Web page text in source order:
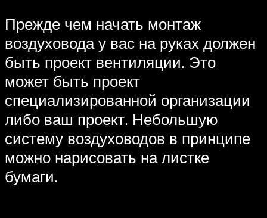
Прежде чем начать монтаж
воздуховода у вас на руках должен
быть проект вентиляции. Это
может быть проект
специализированной организации
либо ваш проект. Небольшую
систему воздуховодов в принципе
можно нарисовать на листке
бумаги.